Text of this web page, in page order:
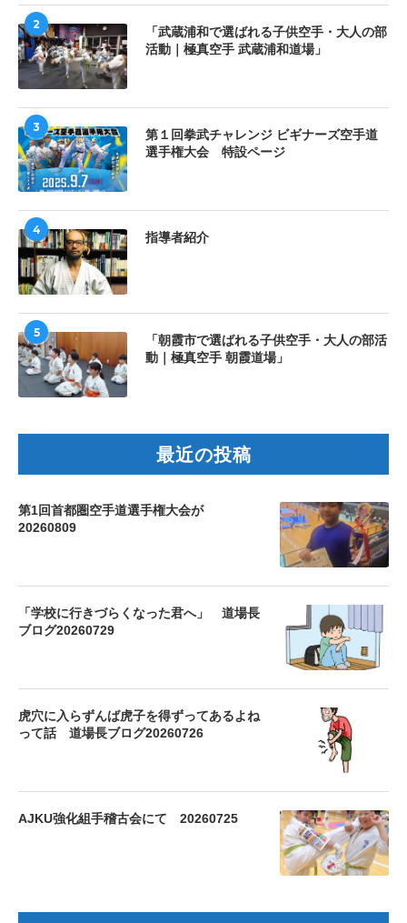
2
「武蔵浦和で選ばれる子供空手・大人の部
活動｜極真空手 武蔵浦和道場」
3
第１回拳武チャレンジ ビギナーズ空手道
選手権大会 特設ページ
4
指導者紹介
5
「朝霞市で選ばれる子供空手・大人の部活
動｜極真空手 朝霞道場」
最近の投稿
第1回首都圏空手道選手権大会が
20260809
「学校に行きづらくなった君へ」 道場長
ブログ20260729
虎穴に入らずんば虎子を得ずってあるよね
って話 道場長ブログ20260726
AJKU強化組手稽古会にて 20260725